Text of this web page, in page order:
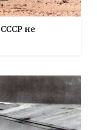
не